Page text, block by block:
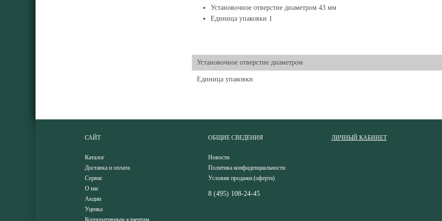
Установочное отверстие диаметром 43 мм
Единица упаковки 1
Установочное отверстие диаметром
Единица упаковки
САЙТ
Каталог
Доставка и оплата
Сервис
О нас
Акции
Уценка
Корпоративным клиентам
ОБЩИЕ СВЕДЕНИЯ
Новости
Политика конфиденциальности
Условия продажи (оферта)
8 (495) 108-24-45
ЛИЧНЫЙ КАБИНЕТ